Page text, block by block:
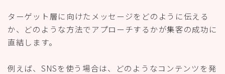
ターゲット層に向けたメッセージをどのように伝える
か、どのような方法でアプローチするかが集客の成功に
直結します。
例えば、SNSを使う場合は、どのようなコンテンツを発